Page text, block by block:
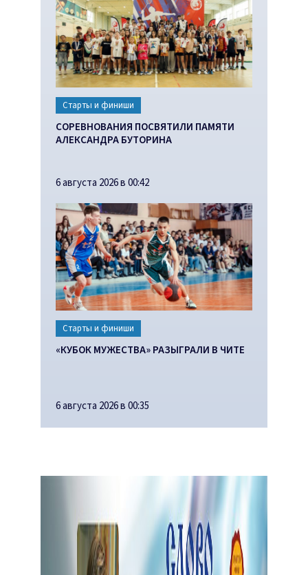
Старты и финиши
СОРЕВНОВАНИЯ ПОСВЯТИЛИ ПАМЯТИ
АЛЕКСАНДРА БУТОРИНА
6 августа 2026 в 00:42
Старты и финиши
«КУБОК МУЖЕСТВА» РАЗЫГРАЛИ В ЧИТЕ
6 августа 2026 в 00:35